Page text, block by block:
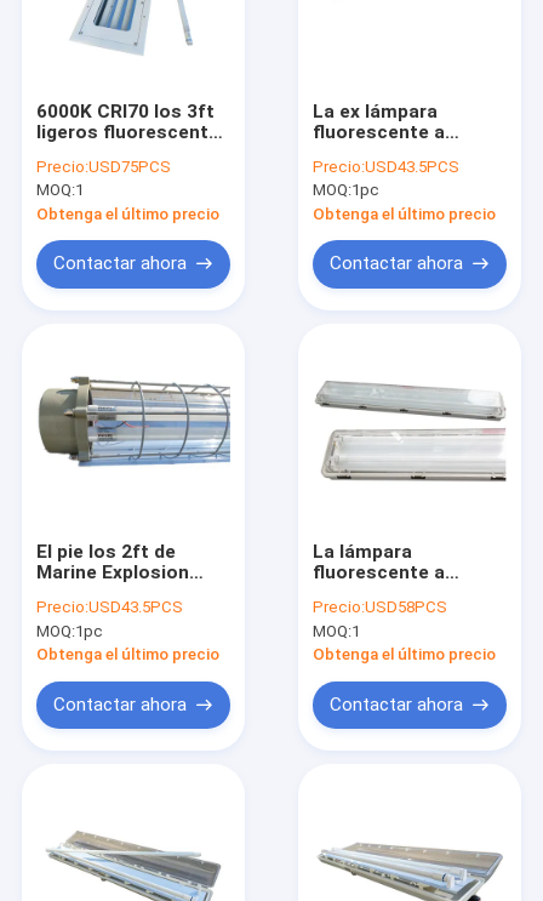
Videos
6000K CRI70 los 3ft
ligeros fluorescentes
explosiones
plásticos llenos los
5ft lineares
Precio:USD75PCS
MOQ:1
Obtenga el último precio
Contactar ahora
La ex lámpara
fluorescente a
explosiones los 2ft
del De Iic T6 GB los
4ft IP65 llevó bulbos
del tubo T8
Precio:USD43.5PCS
MOQ:1pc
Obtenga el último precio
Contactar ahora
El pie los 2ft de
Marine Explosion
Light 4 los 0.6m T8
llevó la luz del tubo
ininflamable
Precio:USD43.5PCS
MOQ:1pc
Obtenga el último precio
Contactar ahora
La lámpara
fluorescente a
explosiones T5 de
Atex llevó el vatio
IP66 del vatio 18 de
Precio:USD58PCS
MOQ:1
Obtenga el último precio
Contactar ahora